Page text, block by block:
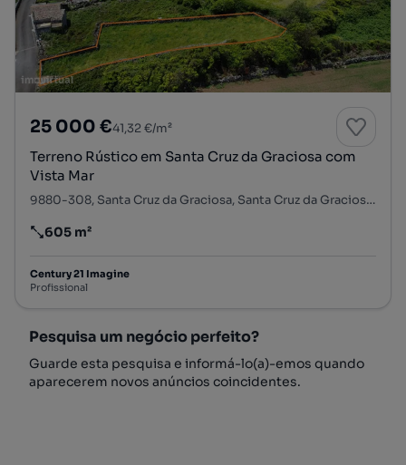
25 000 €41,32 €/m²
Terreno Rústico em Santa Cruz da Graciosa com
Vista Mar
9880-308, Santa Cruz da Graciosa, Santa Cruz da Graciosa, Ilha da Graciosa
Preço por metro quadrado
605 m²
Century 21 Imagine
Profissional
Pesquisa um negócio perfeito?
Guarde esta pesquisa e informá-lo(a)-emos quando
aparecerem novos anúncios coincidentes.